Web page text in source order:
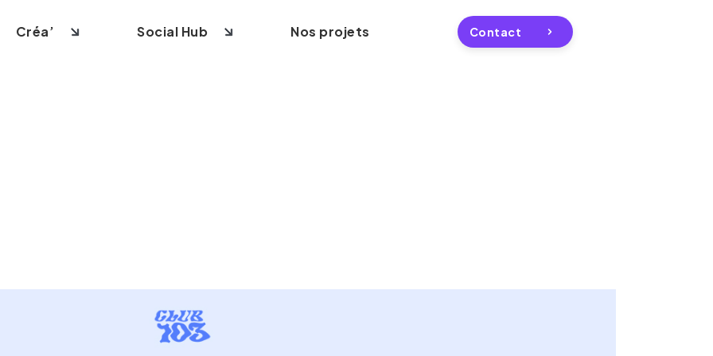
Créa’ Social Hub Nos projets Contact